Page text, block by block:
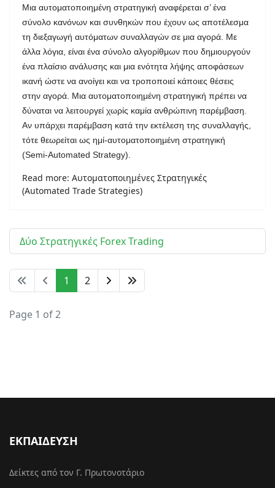
Μια αυτοματοποιημένη στρατηγική αναφέρεται σ’ ένα
σύνολο κανόνων και συνθηκών που έχουν ως αποτέλεσμα
τη διεξαγωγή αυτόματων συναλλαγών σε μια αγορά. Με
άλλα λόγια, είναι ένα σύνολο αλγορίθμων που δημιουργούν
ένα πλαίσιο ανάλυσης και μια ενότητα λήψης αποφάσεων
ικανή ώστε να ανοίγει και να τροποποιεί κάποιες θέσεις
στην αγορά. Μια αυτοματοποιημένη στρατηγική πρέπει να
δύναται να λειτουργεί χωρίς καμία ανθρώπινη παρέμβαση.
Αν υπάρχει παρέμβαση κατά την εκτέλεση της συναλλαγής,
τότε θεωρείται ως ημί-αυτοματοποιημένη στρατηγική
(Semi-Automated Strategy).
Read more: Αυτοματοποιημένες Στρατηγικές
(Automated Trade Strategies)
Δύο Στρατηγικές Forex Trading
1 2
Page 1 of 2
ΕΚΠΑΙΔΕΥΣΗ
Δείκτες από τον Γ. Πρωτονοτάριο